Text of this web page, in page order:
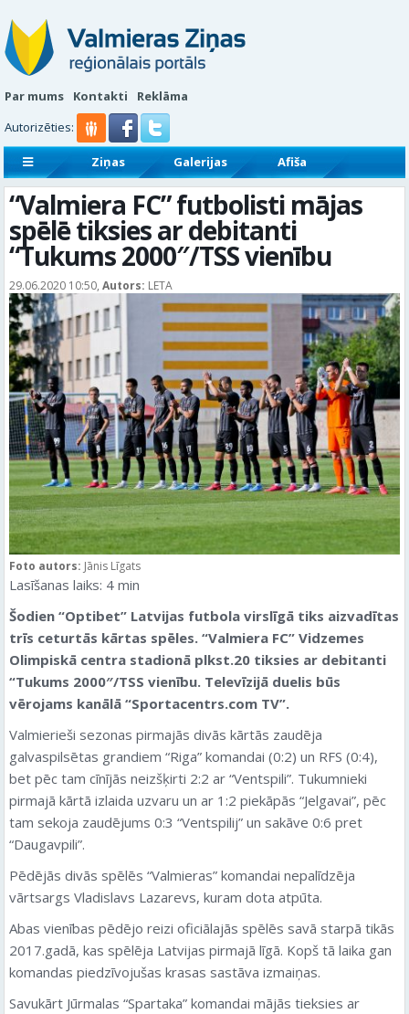
Par mums Kontakti
Reklāma
Autorizēties:
Ziņas Galerijas
Afiša
Sludinājumi
Reklāmraksti
“Valmiera FC” futbolisti mājas
spēlē tiksies ar debitanti
“Tukums 2000″/TSS vienību
29.06.2020 10:50, Autors: LETA
Foto autors: Jānis Līgats
Lasīšanas laiks: 4 min
Šodien “Optibet” Latvijas futbola virslīgā tiks aizvadītas
trīs ceturtās kārtas spēles. “Valmiera FC” Vidzemes
Olimpiskā centra stadionā plkst.20 tiksies ar debitanti
“Tukums 2000″/TSS vienību. Televīzijā duelis būs
vērojams kanālā “Sportacentrs.com TV”.
Valmierieši sezonas pirmajās divās kārtās zaudēja
galvaspilsētas grandiem “Riga” komandai (0:2) un RFS (0:4),
bet pēc tam cīnījās neizšķirti 2:2 ar “Ventspili”. Tukumnieki
pirmajā kārtā izlaida uzvaru un ar 1:2 piekāpās “Jelgavai”, pēc
tam sekoja zaudējums 0:3 “Ventspilij” un sakāve 0:6 pret
“Daugavpili”.
Pēdējās divās spēlēs “Valmieras” komandai nepalīdzēja
vārtsargs Vladislavs Lazarevs, kuram dota atpūta.
Abas vienības pēdējo reizi oficiālajās spēlēs savā starpā tikās
2017.gadā, kas spēlēja Latvijas pirmajā līgā. Kopš tā laika gan
komandas piedzīvojušas krasas sastāva izmaiņas.
Savukārt Jūrmalas “Spartaka” komandai mājās tieksies ar